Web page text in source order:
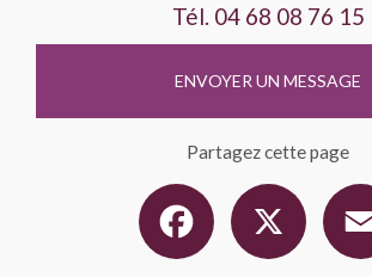
Tél. 04 68 08 76 15
ENVOYER UN MESSAGE
Partagez cette page
Facebook